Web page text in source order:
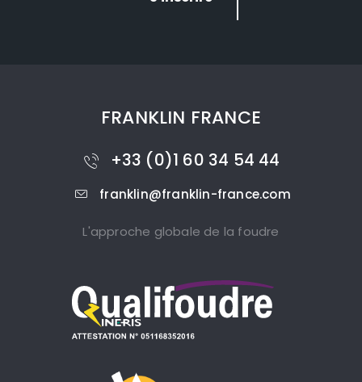
FRANKLIN FRANCE
+33 (0)1 60 34 54 44
franklin@franklin-france.com
L'approche globale de la foudre